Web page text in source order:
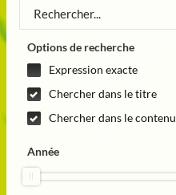
Options de recherche
Expression exacte
Chercher dans le titre
Chercher dans le contenu
Année